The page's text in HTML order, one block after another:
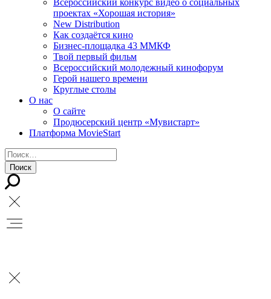
Всероссийский конкурс видео о социальных
проектах «Хорошая история»
New Distribution
Как создаётся кино
Бизнес-площадка 43 ММКФ
Твой первый фильм
Всероссийский молодежный кинофорум
Герой нашего времени
Круглые столы
О нас
О сайте
Продюсерский центр «Мувистарт»
Платформа MovieStart